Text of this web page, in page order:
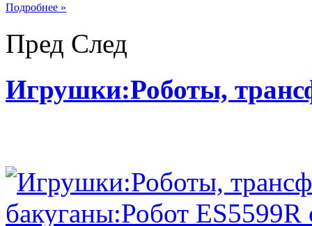
Подробнее »
Пред След
Игрушки:Роботы,